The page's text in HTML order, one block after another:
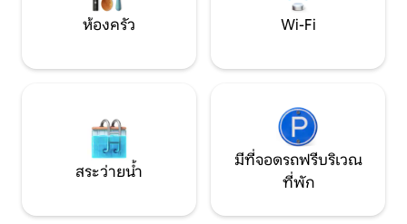
ห้องครัว Wi-Fi
สระว่ายน้ำ
มีที่จอดรถฟรีบริเวณ
ที่พัก